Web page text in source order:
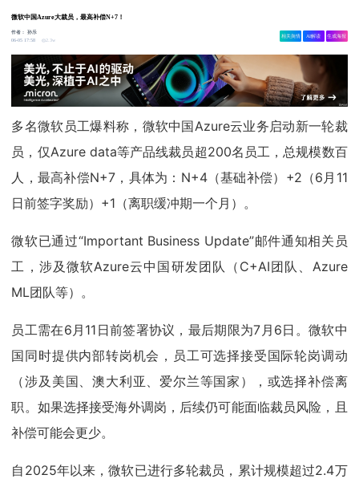
微软中国Azure大裁员，最高补偿N+7！
作者：孙乐
06-05 17:58
2.3w
相关舆情 AI解读 生成海报
多名微软员工爆料称，微软中国Azure云业务启动新一轮裁
员，仅Azure data等产品线裁员超200名员工，总规模数百
人，最高补偿N+7，具体为：N+4（基础补偿）+2（6月11
日前签字奖励）+1（离职缓冲期一个月）。
微软已通过“Important Business Update”邮件通知相关员
工，涉及微软Azure云中国研发团队（C+AI团队、Azure
ML团队等）。
员工需在6月11日前签署协议，最后期限为7月6日。微软中
国同时提供内部转岗机会，员工可选择接受国际轮岗调动
（涉及美国、澳大利亚、爱尔兰等国家），或选择补偿离
职。如果选择接受海外调岗，后续仍可能面临裁员风险，且
补偿可能会更少。
自2025年以来，微软已进行多轮裁员，累计规模超过2.4万